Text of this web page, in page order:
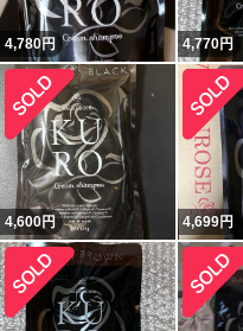
4,780円 4,770円
4,600円 4,699円